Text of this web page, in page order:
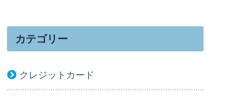
カテゴリー
クレジットカード